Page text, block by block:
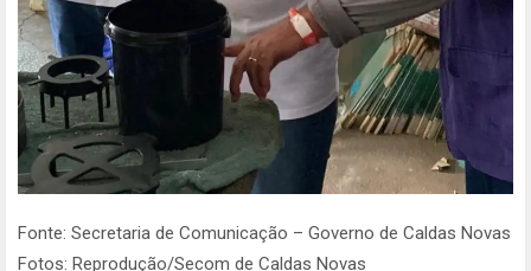
Fonte: Secretaria de Comunicação – Governo de Caldas Novas
Fotos: Reprodução/Secom de Caldas Novas